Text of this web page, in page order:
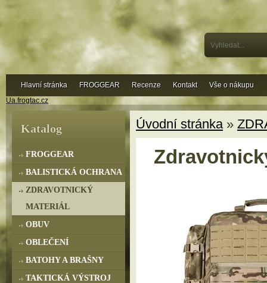
Ua.frogtac.cz
Úvodní stránka»
Katalog
FROGGEAR
BALISTICKÁ OCHRANA
ZDRAVOTNICKÝ
MATERIÁL
OBUV
OBLEČENÍ
BATOHY A BRAŠNY
TAKTICKÁ VÝSTROJ
Hlavní stránka FROGGEAR Recenze Kontakt Vše o nákupu